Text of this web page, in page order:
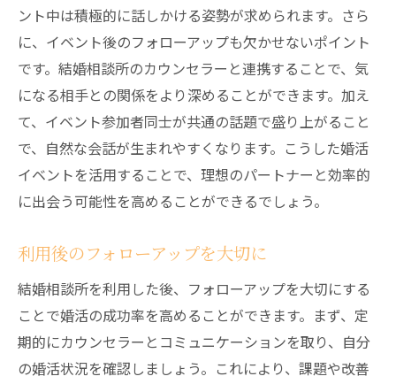
ント中は積極的に話しかける姿勢が求められます。さら
に、イベント後のフォローアップも欠かせないポイント
です。結婚相談所のカウンセラーと連携することで、気
になる相手との関係をより深めることができます。加え
て、イベント参加者同士が共通の話題で盛り上がること
で、自然な会話が生まれやすくなります。こうした婚活
イベントを活用することで、理想のパートナーと効率的
に出会う可能性を高めることができるでしょう。
利用後のフォローアップを大切に
結婚相談所を利用した後、フォローアップを大切にする
ことで婚活の成功率を高めることができます。まず、定
期的にカウンセラーとコミュニケーションを取り、自分
の婚活状況を確認しましょう。これにより、課題や改善